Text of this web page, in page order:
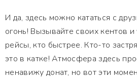
И да, здесь можно кататься с
огонь! Вызывайте своих кентов и
рейсы, кто быстрее. Кто-то
это в катке! Атмосфера здесь
ненавижу донат, но вот эти